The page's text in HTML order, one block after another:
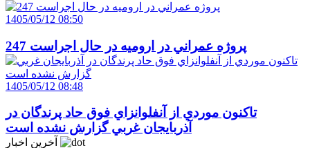
1405/05/12 08:50
247 پروژه عمراني در اروميه در حال اجراست
1405/05/12 08:48
تاکنون موردي از آنفلوانزاي فوق حاد پرندگان در
آذربايجان غربي گزارش نشده است